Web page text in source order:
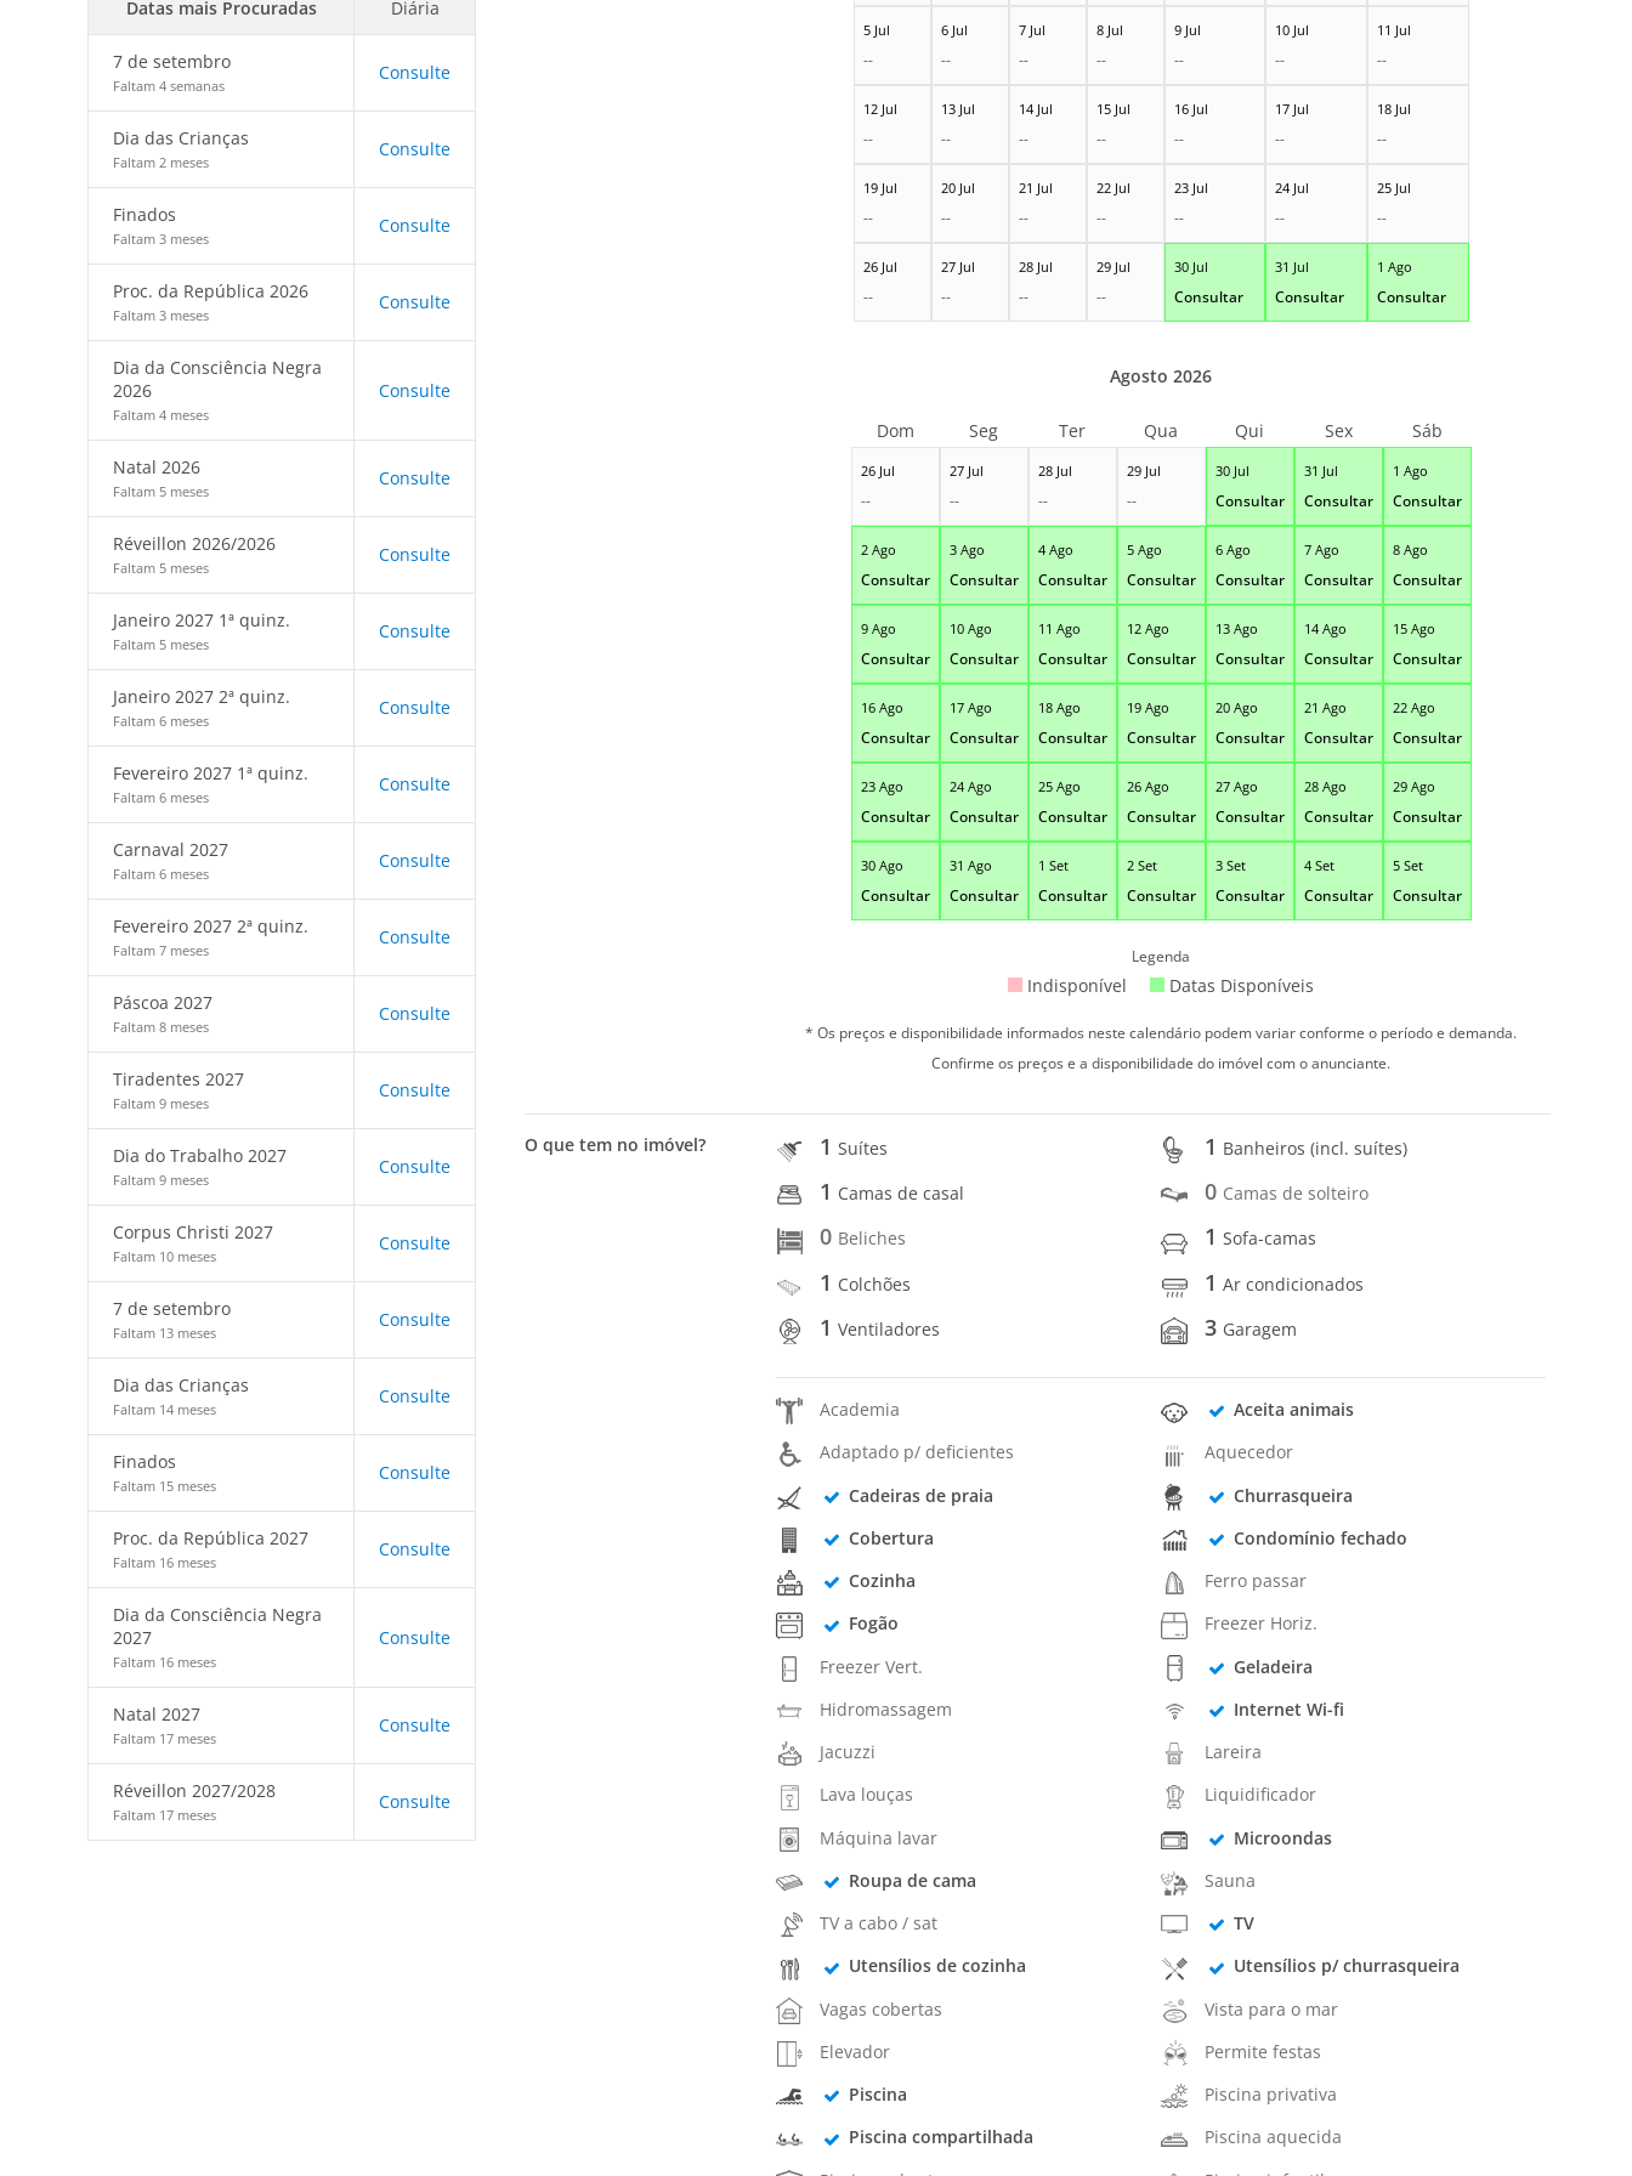
Datas mais Procuradas Diária
7 de setembro
Faltam 4 semanas
Consulte
Dia das Crianças
Faltam 2 meses
Consulte
Finados
Faltam 3 meses
Consulte
Proc. da República 2026
Faltam 3 meses
Consulte
Dia da Consciência Negra
2026
Faltam 4 meses
Consulte
Natal 2026
Faltam 5 meses
Consulte
Réveillon 2026/2026
Faltam 5 meses
Consulte
Janeiro 2027 1ª quinz.
Faltam 5 meses
Consulte
Janeiro 2027 2ª quinz.
Faltam 6 meses
Consulte
Fevereiro 2027 1ª quinz.
Faltam 6 meses
Consulte
Carnaval 2027
Faltam 6 meses
Consulte
Fevereiro 2027 2ª quinz.
Faltam 7 meses
Consulte
Páscoa 2027
Faltam 8 meses
Consulte
Tiradentes 2027
Faltam 9 meses
Consulte
Dia do Trabalho 2027
Faltam 9 meses
Consulte
Corpus Christi 2027
Faltam 10 meses
Consulte
7 de setembro
Faltam 13 meses
Consulte
Dia das Crianças
Faltam 14 meses
Consulte
Finados
Faltam 15 meses
Consulte
Proc. da República 2027
Faltam 16 meses
Consulte
Dia da Consciência Negra
2027
Faltam 16 meses
Consulte
Natal 2027
Faltam 17 meses
Consulte
Réveillon 2027/2028
Faltam 17 meses
Consulte
5 Jul
--
6 Jul
--
7 Jul
--
8 Jul
--
9 Jul
--
10 Jul
--
11 Jul
--
12 Jul
--
13 Jul
--
14 Jul
--
15 Jul
--
16 Jul
--
17 Jul
--
18 Jul
--
19 Jul
--
20 Jul
--
21 Jul
--
22 Jul
--
23 Jul
--
24 Jul
--
25 Jul
--
26 Jul
--
27 Jul
--
28 Jul
--
29 Jul
--
30 Jul
Consultar
31 Jul
Consultar
1 Ago
Consultar
26 Jul
--
27 Jul
--
28 Jul
--
29 Jul
--
30 Jul
Consultar
31 Jul
Consultar
1 Ago
Consultar
2 Ago
Consultar
3 Ago
Consultar
4 Ago
Consultar
5 Ago
Consultar
6 Ago
Consultar
7 Ago
Consultar
8 Ago
Consultar
9 Ago
Consultar
10 Ago
Consultar
11 Ago
Consultar
12 Ago
Consultar
13 Ago
Consultar
14 Ago
Consultar
15 Ago
Consultar
16 Ago
Consultar
17 Ago
Consultar
18 Ago
Consultar
19 Ago
Consultar
20 Ago
Consultar
21 Ago
Consultar
22 Ago
Consultar
23 Ago
Consultar
24 Ago
Consultar
25 Ago
Consultar
26 Ago
Consultar
27 Ago
Consultar
28 Ago
Consultar
29 Ago
Consultar
30 Ago
Consultar
31 Ago
Consultar
1 Set
Consultar
2 Set
Consultar
3 Set
Consultar
4 Set
Consultar
5 Set
Consultar
Agosto 2026
Dom Seg Ter Qua Qui Sex Sáb
Legenda
Indisponível Datas Disponíveis
* Os preços e disponibilidade informados neste calendário podem variar conforme o período e demanda.
Confirme os preços e a disponibilidade do imóvel com o anunciante.
O que tem no imóvel? 1Suítes 1 Banheiros (incl. suítes)
1 Camas de casal 0 Camas de solteiro
0 Beliches 1Sofa-camas
1 Colchões 1Ar condicionados
1Ventiladores 3 Garagem
Academia
Aceita animais
Adaptado p/ deficientes
Aquecedor
Cadeiras de praia
Churrasqueira
Cobertura
Condomínio fechado
Cozinha
Ferro passar
Fogão
Freezer Horiz.
Freezer Vert.
Geladeira
Hidromassagem
Internet Wi-fi
Jacuzzi
Lareira
Lava louças
Liquidificador
Máquina lavar
Microondas
Roupa de cama
Sauna
TV a cabo / sat
TV
Utensílios de cozinha
Utensílios p/ churrasqueira
Vagas cobertas
Vista para o mar
Elevador
Permite festas
Piscina
Piscina privativa
Piscina compartilhada
Piscina aquecida